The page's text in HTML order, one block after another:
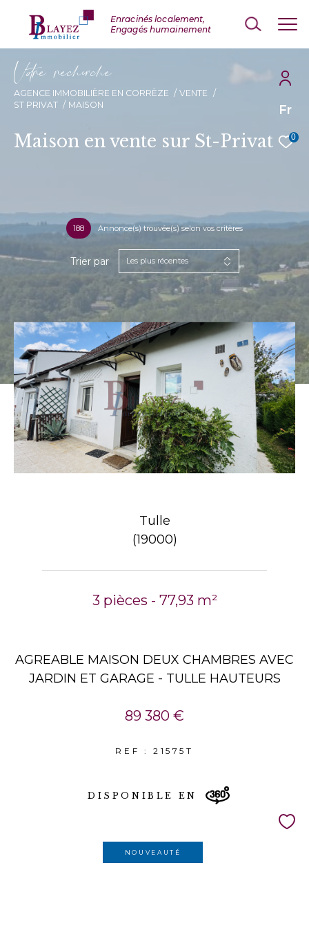
Fr
0
Vore recece
AGENCE IMMOBILIÈRE EN CORRÈZE
VENTE
ST PRIVAT
MAISON
Maison en vente sur St-Privat
188 Annonce(s) trouvée(s) selon vos critères
Trier par Les plus récentes
Tulle
(19000)
3 pièces - 77,93 m²
AGREABLE MAISON DEUX CHAMBRES AVEC
JARDIN ET GARAGE - TULLE HAUTEURS
89 380 €
REF : 21575T
DISPONIBLE EN
NOUVEAUTÉ